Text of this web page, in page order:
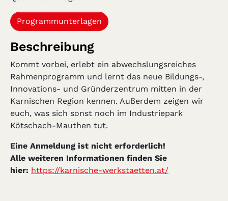
Programmunterlagen
Beschreibung
Kommt vorbei, erlebt ein abwechslungsreiches
Rahmenprogramm und lernt das neue Bildungs-,
Innovations- und Gründerzentrum mitten in der
Karnischen Region kennen. Außerdem zeigen wir
euch, was sich sonst noch im Industriepark
Kötschach-Mauthen tut.
Eine Anmeldung ist nicht erforderlich!
Alle weiteren Informationen finden Sie
hier: https://karnische-werkstaetten.at/